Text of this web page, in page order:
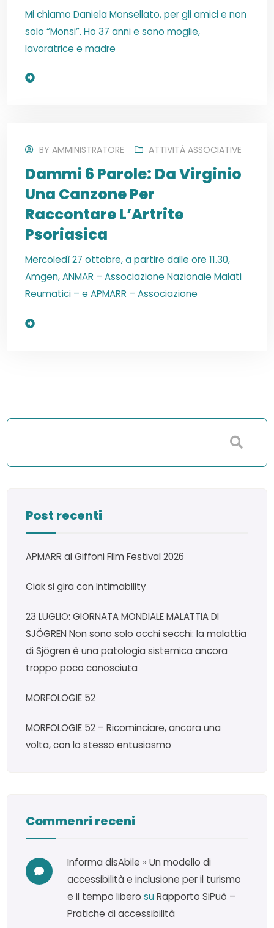
Mi chiamo Daniela Monsellato, per gli amici e non
solo “Monsi”. Ho 37 anni e sono moglie,
lavoratrice e madre
BYAMMINISTRATORE ATTIVITÀ ASSOCIATIVE
Dammi 6 Parole: Da Virginio
Una Canzone Per
Raccontare L’Artrite
Psoriasica
Mercoledì 27 ottobre, a partire dalle ore 11.30,
Amgen, ANMAR – Associazione Nazionale Malati
Reumatici – e APMARR – Associazione
Post recenti
APMARR al Giffoni Film Festival 2026
Ciak si gira con Intimability
23 LUGLIO: GIORNATA MONDIALE MALATTIA DI
SJÖGREN Non sono solo occhi secchi: la malattia
di Sjögren è una patologia sistemica ancora
troppo poco conosciuta
MORFOLOGIE 52
MORFOLOGIE 52 – Ricominciare, ancora una
volta, con lo stesso entusiasmo
Commenri receni
Informa disAbile » Un modello di
accessibilità e inclusione per il turismo
e il tempo libero suRapporto SiPuò –
Pratiche di accessibilità